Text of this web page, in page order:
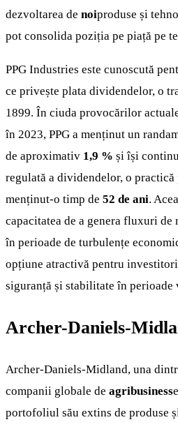
dezvoltarea de noiproduse și
pot consolida poziția pe piață pe
PPG Industries este cunoscută
ce privește plata dividendelor, o
1899. În ciuda provocărilor
în 2023, PPG a menținut un
de aproximativ 1,9 % și își
regulată a dividendelor, o practică
menținut-o timp de 52 de ani.
capacitatea de a genera fluxuri de
în perioade de turbulențe
opțiune atractivă pentru
siguranță și stabilitate în perioade
Archer-Daniels-
Archer-Daniels-Midland, una
companii globale de agribusiness
portofoliul său extins de produse